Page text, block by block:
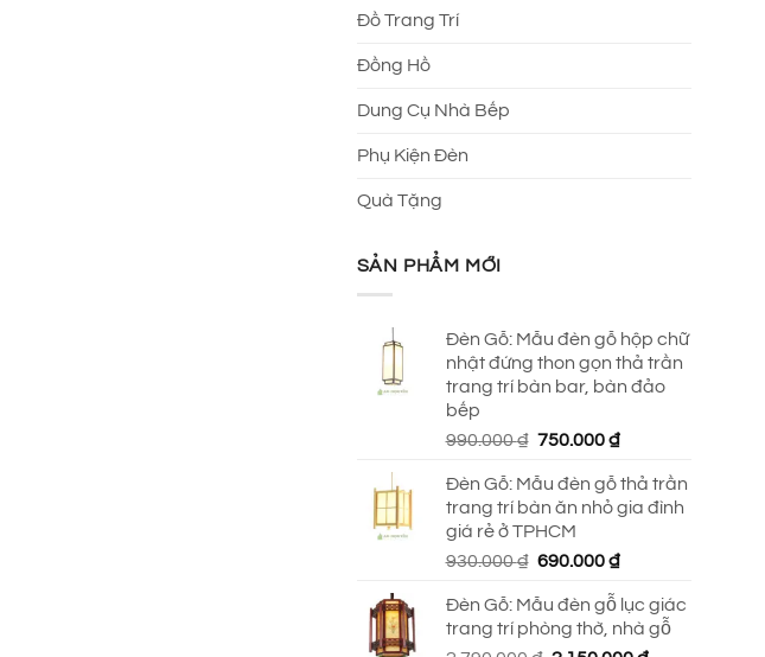
Đồ Trang Trí
Đồng Hồ
Dung Cụ Nhà Bếp
Phụ Kiện Đèn
Quà Tặng
SẢN PHẨM MỚI
Đèn Gỗ: Mẫu đèn gỗ hộp chữ
nhật đứng thon gọn thả trần
trang trí bàn bar, bàn đảo
bếp
990.000₫ Giá
là:
990.000 ₫.
750.000₫Giá
tại
là:
Đèn Gỗ: Mẫu đèn gỗ thả trần
trang trí bàn ăn nhỏ gia đình
giá rẻ ở TPHCM
930.000₫ Giá
là:
930.000 ₫.
690.000₫Giá
tại
là:
Đèn Gỗ: Mẫu đèn gỗ lục giác
trang trí phòng thờ, nhà gỗ